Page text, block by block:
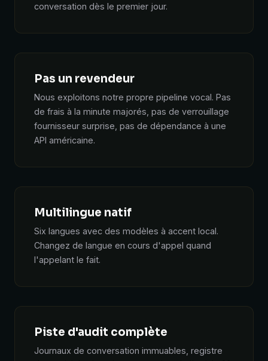
conversation dès le premier jour.
Pas un revendeur
Nous exploitons notre propre pipeline vocal. Pas
de frais à la minute majorés, pas de verrouillage
fournisseur surprise, pas de dépendance à une
API américaine.
Multilingue natif
Six langues avec des modèles à accent local.
Changez de langue en cours d'appel quand
l'appelant le fait.
Piste d'audit complète
Journaux de conversation immuables, registre